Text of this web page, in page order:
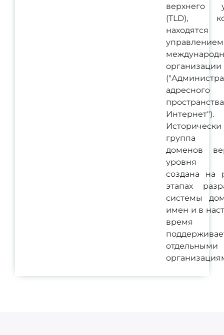
верхнего
(TLD),
управлением
адресного
пространства
Интернет").
Исторически
группа
доменов
уровня
создана на
этапах
системы
имен и в
время
отдельными